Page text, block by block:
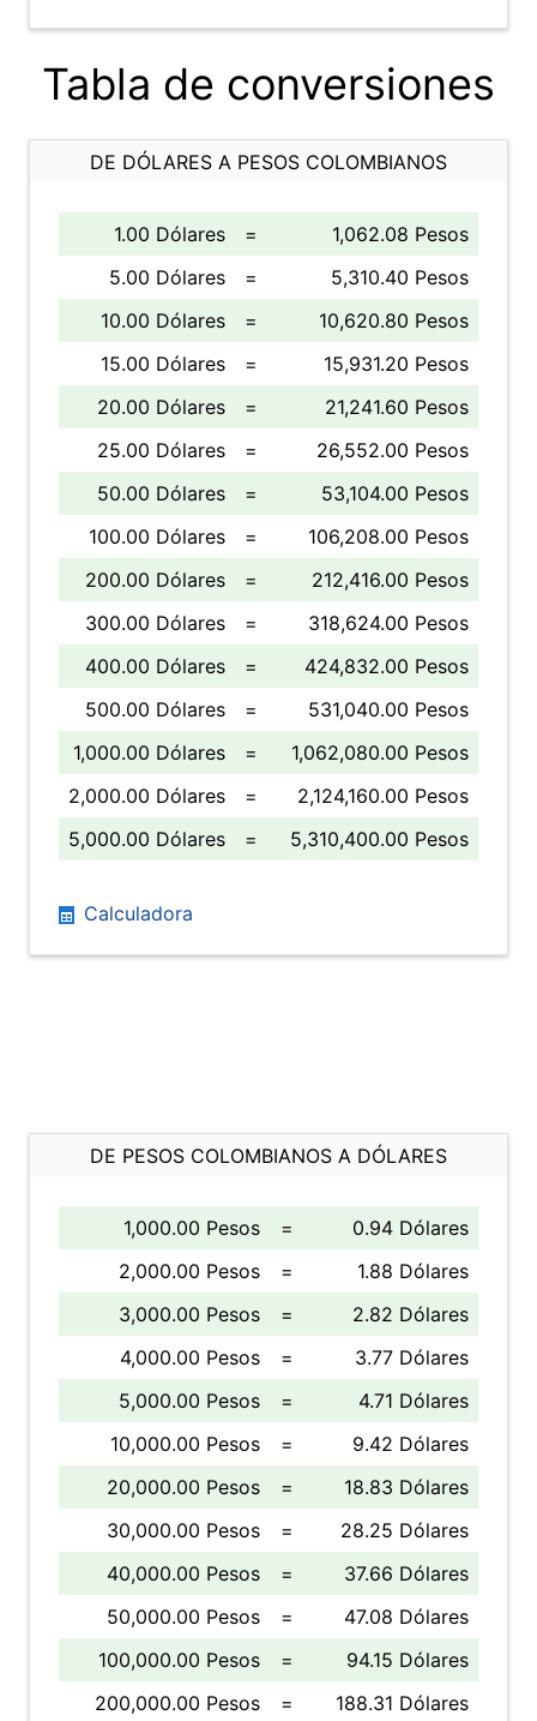
Tabla de conversiones
DE DÓLARES A PESOS COLOMBIANOS
1.00 Dólares =
1,062.08 Pesos
5.00 Dólares
=
5,310.40 Pesos
10.00 Dólares
=
10,620.80 Pesos
15.00 Dólares
=
15,931.20 Pesos
20.00 Dólares
=
21,241.60 Pesos
25.00 Dólares
=
26,552.00 Pesos
50.00 Dólares
=
53,104.00 Pesos
100.00 Dólares
=
106,208.00 Pesos
200.00 Dólares
=
212,416.00 Pesos
300.00 Dólares
=
318,624.00 Pesos
400.00 Dólares
=
424,832.00 Pesos
500.00 Dólares
=
531,040.00 Pesos
1,000.00 Dólares
=
1,062,080.00 Pesos
2,000.00 Dólares
=
2,124,160.00 Pesos
5,000.00 Dólares
= 5,310,400.00 Pesos
Calculadora
DE PESOS COLOMBIANOS A DÓLARES
1,000.00 Pesos =
0.94 Dólares
2,000.00 Pesos
=
1.88 Dólares
3,000.00 Pesos
=
2.82 Dólares
4,000.00 Pesos
=
3.77 Dólares
5,000.00 Pesos
=
4.71 Dólares
10,000.00 Pesos
=
9.42 Dólares
20,000.00 Pesos
=
18.83 Dólares
30,000.00 Pesos
=
28.25 Dólares
40,000.00 Pesos
=
37.66 Dólares
50,000.00 Pesos
=
47.08 Dólares
100,000.00 Pesos
=
94.15 Dólares
200,000.00 Pesos
= 188.31 Dólares